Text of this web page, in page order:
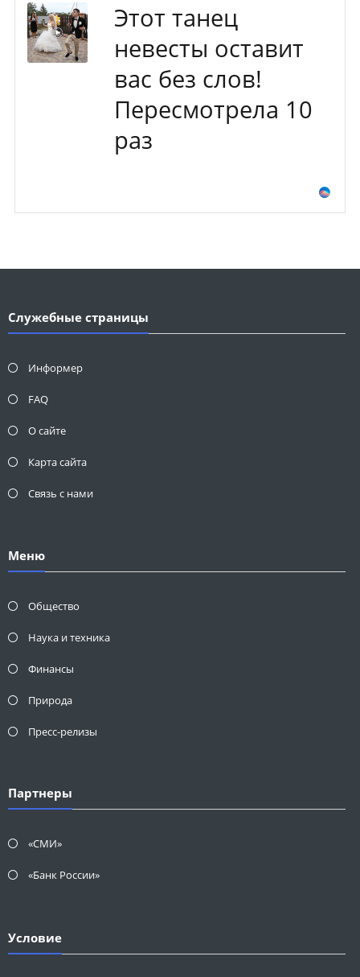
Этот танец
невесты оставит
вас без слов!
Пересмотрела 10
раз
Служебные страницы
Информер
FAQ
О сайте
Карта сайта
Связь с нами
Меню
Общество
Наука и техника
Финансы
Природа
Пресс-релизы
Партнеры
«СМИ»
«Банк России»
Условие